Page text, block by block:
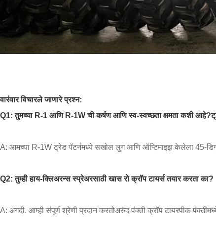
वारंवार विचारले जाणारे प्रश्न:
Q1: तुमच्या R-1 आणि R-1W ची कर्षण आणि स्व-स्वच्छता क्षमता कशी आहे?
A: आमच्या R-1W ट्रेड पॅटर्नमध्ये सखोल लुग आणि ऑप्टिमाइझ केलेला 45-
Q2: तुम्ही हाय-क्लिअरन्स स्प्रेअरसाठी खास रो क्रॉप टायर्स तयार करता का?
A: अगदी. आम्ही संपूर्ण श्रेणी प्रदान करतोअरुंद पंक्ती क्रॉप टायरपीक